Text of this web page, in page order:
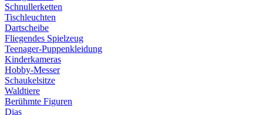
Schnullerketten
Tischleuchten
Dartscheibe
Fliegendes Spielzeug
Teenager-Puppenkleidung
Kinderkameras
Hobby-Messer
Schaukelsitze
Waldtiere
Berühmte Figuren
Dias